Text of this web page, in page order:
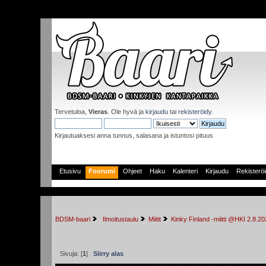
Tervetuloa,Vieras . Ole hyvä jakirjaudu tairekisteröidy.
Kirjautuaksesi anna tunnus, salasana ja istuntosi pituus
Etusivu Foorumi Ohjeet Haku Kalenteri Kirjaudu
BDSM-baari Ilmoitustaulu Miitit Kinky Finland -miitti @HKI
Sivuja: [1]Siirry alas